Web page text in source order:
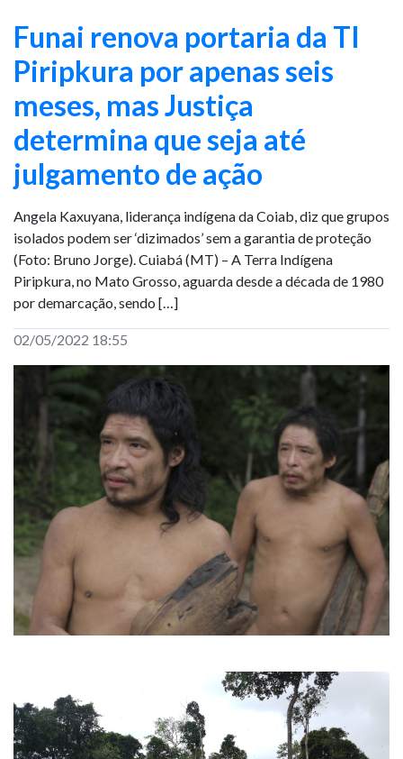
Funai renova portaria da TI
Piripkura por apenas seis
meses, mas Justiça
determina que seja até
julgamento de ação
Angela Kaxuyana, liderança indígena da Coiab, diz que grupos
isolados podem ser ‘dizimados’ sem a garantia de proteção
(Foto: Bruno Jorge). Cuiabá (MT) – A Terra Indígena
Piripkura, no Mato Grosso, aguarda desde a década de 1980
por demarcação, sendo […]
02/05/2022 18:55